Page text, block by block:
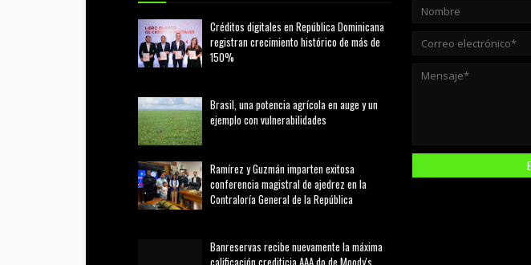
Créditos digitales en República Dominicana
registran crecimiento histórico de más de
150%
Brasil, una potencia agrícola en auge y un
ejemplo con vulnerabilidades
Ramírez y Guzmán imparten exitosa
conferencia magistral de ajedrez en la
Contraloría General de la República
Banreservas recibe nuevamente la máxima